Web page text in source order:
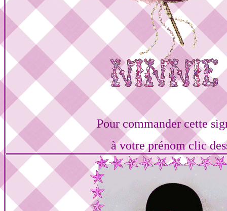
Pour commander cette
à votre prénom clic